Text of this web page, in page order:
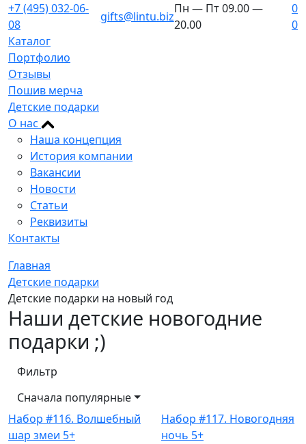
+7 (495) 032-06-
08
gifts@lintu.biz
Пн — Пт 09.00 —
20.00
0
0
Каталог
Портфолио
Отзывы
Пошив мерча
Детские подарки
О нас
Наша концепция
История компании
Вакансии
Новости
Статьи
Реквизиты
Контакты
Главная
Детские подарки
Детские подарки на новый год
Наши детские новогодние
подарки ;)
Фильтр
Сначала популярные
Набор #116. Волшебный
шар змеи 5+
Набор #117. Новогодняя
ночь 5+